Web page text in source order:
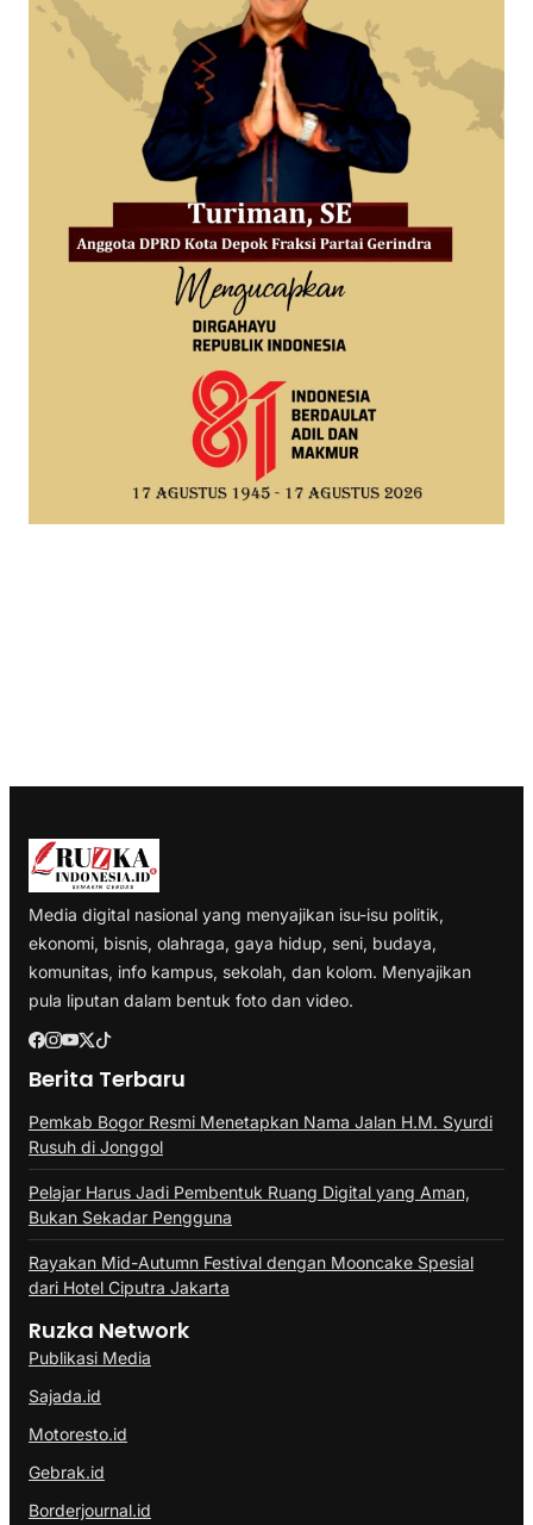
Media digital nasional yang menyajikan isu-isu politik,
ekonomi, bisnis, olahraga, gaya hidup, seni, budaya,
komunitas, info kampus, sekolah, dan kolom. Menyajikan
pula liputan dalam bentuk foto dan video.
Berita Terbaru
Pemkab Bogor Resmi Menetapkan Nama Jalan H.M. Syurdi
Rusuh di Jonggol
Pelajar Harus Jadi Pembentuk Ruang Digital yang Aman,
Bukan Sekadar Pengguna
Rayakan Mid-Autumn Festival dengan Mooncake Spesial
dari Hotel Ciputra Jakarta
Ruzka Network
Publikasi Media
Sajada.id
Motoresto.id
Gebrak.id
Borderjournal.id